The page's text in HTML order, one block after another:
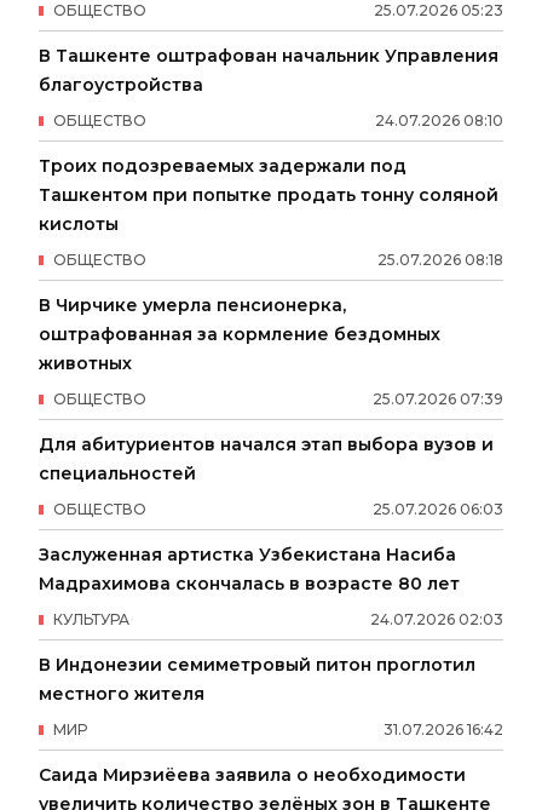
25.07.2026 05:23
ОБЩЕСТВО
В Ташкенте оштрафован начальник Управления
благоустройства
24.07.2026 08:10
ОБЩЕСТВО
Троих подозреваемых задержали под
Ташкентом при попытке продать тонну соляной
кислоты
25.07.2026 08:18
ОБЩЕСТВО
В Чирчике умерла пенсионерка,
оштрафованная за кормление бездомных
животных
25.07.2026 07:39
ОБЩЕСТВО
Для абитуриентов начался этап выбора вузов и
специальностей
25.07.2026 06:03
ОБЩЕСТВО
Заслуженная артистка Узбекистана Насиба
Мадрахимова скончалась в возрасте 80 лет
24.07.2026 02:03
КУЛЬТУРА
В Индонезии семиметровый питон проглотил
местного жителя
31.07.2026 16:42
МИР
Саида Мирзиёева заявила о необходимости
увеличить количество зелёных зон в Ташкенте